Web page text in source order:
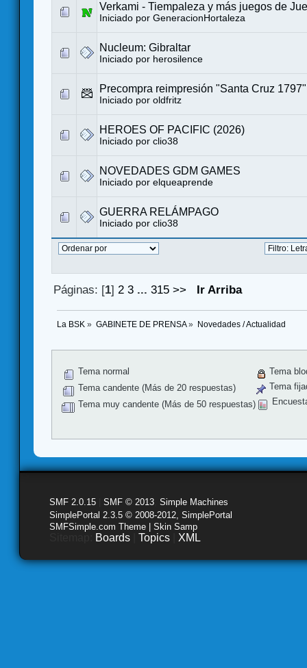
Verkami - Tiempaleza y más juegos de
Iniciado por GeneracionHortaleza
Nucleum: Gibraltar
Iniciado por herosilence
Precompra reimpresión "Santa Cruz 1797"
Iniciado por oldfritz
HEROES OF PACIFIC (2026)
Iniciado por clio38
NOVEDADES GDM GAMES
Iniciado por elqueaprende
GUERRA RELÁMPAGO
Iniciado por clio38
Páginas: [1] 2 3 ...315 >> Ir Arriba
La BSK » GABINETE DE PRENSA» Novedades / Actualidad
Tema normal
Tema candente (Más de 20 respuestas)
Tema muy candente (Más de 50 respuestas)
Tema
Tema
SMF 2.0.15 SMF © 2013 Simple Machines
SimplePortal 2.3.5 © 2008-2012, SimplePortal
SMFSimple.com Theme | Skin Samp
Boards Topics XML